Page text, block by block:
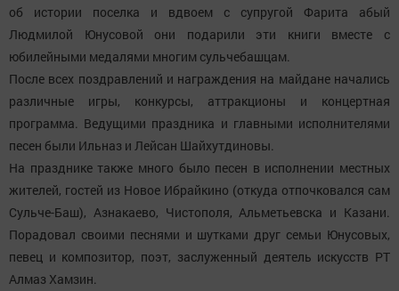
об истории поселка и вдвоем с супругой Фарита абый
Людмилой Юнусовой они подарили эти книги вместе с
юбилейными медалями многим сульчебашцам.
После всех поздравлений и награждения на майдане начались
различные игры, конкурсы, аттракционы и концертная
программа. Ведущими праздника и главными исполнителями
песен были Ильназ и Лейсан Шайхутдиновы.
На празднике также много было песен в исполнении местных
жителей, гостей из Новое Ибрайкино (откуда отпочковался сам
Сульче-Баш), Азнакаево, Чистополя, Альметьевска и Казани.
Порадовал своими песнями и шутками друг семьи Юнусовых,
певец и композитор, поэт, заслуженный деятель искусств РТ
Алмаз Хамзин.